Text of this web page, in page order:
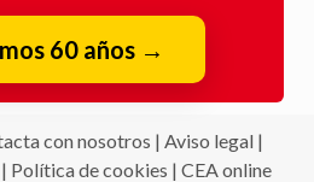
60 años →
con nosotros | Aviso legal |
Política de cookies | CEA online